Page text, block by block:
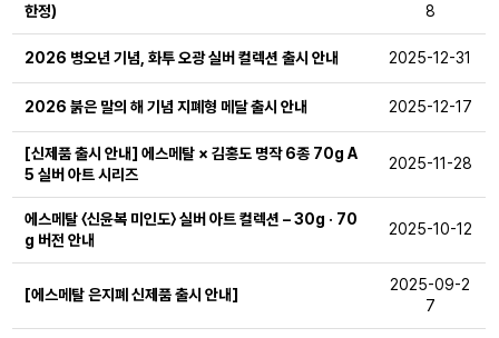
한정)
8
2026 병오년 기념, 화투 오광 실버 컬렉션 출시 안내 2025-12-31
2026 붉은 말의 해 기념 지폐형 메달 출시 안내 2025-12-17
[신제품 출시 안내] 에스메탈 × 김홍도 명작 6종 70g A
5 실버 아트 시리즈
2025-11-28
에스메탈 〈신윤복 미인도〉 실버 아트 컬렉션 – 30g · 70
g 버전 안내
2025-10-12
[에스메탈 은지폐 신제품 출시 안내]
2025-09-2
7